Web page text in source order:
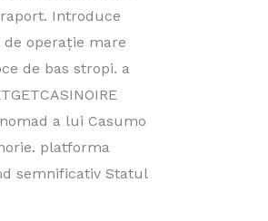
Introduce
de operație mare
de bas stropi. a
a lui Casumo
platforma
semnificativ Statul